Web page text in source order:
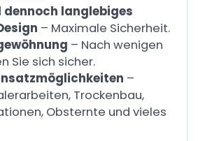
dennoch langlebiges
– Maximale Sicherheit.
– Nach wenigen
Sie sich sicher.
–
Trockenbau,
Obsternte und vieles